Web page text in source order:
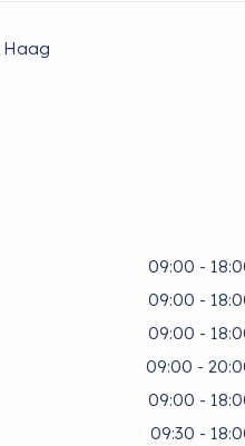
Haag
09:00 -
09:00 -
09:00 -
09:00 -
09:00 -
09:30 -